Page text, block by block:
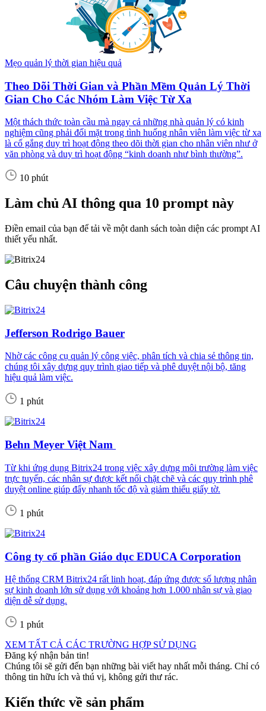
Mẹo quản lý thời gian hiệu quả
Theo Dõi Thời Gian và Phần Mềm Quản Lý Thời
Gian Cho Các Nhóm Làm Việc Từ Xa
Một thách thức toàn cầu mà ngay cả những nhà quản lý có kinh
nghiệm cũng phải đối mặt trong tình huống nhân viên làm việc từ xa
là cố gắng duy trì hoạt động theo dõi thời gian cho nhân viên như ở
văn phòng và duy trì hoạt động “kinh doanh như bình thường”.
10 phút
Làm chủ AI thông qua 10 prompt này
Điền email của bạn để tải về một danh sách toàn diện các prompt AI
thiết yếu nhất.
Câu chuyện thành công
Jefferson Rodrigo Bauer
Nhờ các công cụ quản lý công việc, phân tích và chia sẻ thông tin,
chúng tôi xây dựng quy trình giao tiếp và phê duyệt nội bộ, tăng
hiệu quả làm việc.
1 phút
Behn Meyer Việt Nam
Từ khi ứng dụng Bitrix24 trong việc xây dựng môi trường làm việc
trực tuyến, các nhân sự được kết nối chặt chẽ và các quy trình phê
duyệt online giúp đẩy nhanh tốc độ và giảm thiểu giấy tờ.
1 phút
Công ty cổ phần Giáo dục EDUCA Corporation
Hệ thống CRM Bitrix24 rất linh hoạt, đáp ứng được số lượng nhân
sự kinh doanh lớn sử dụng với khoảng hơn 1.000 nhân sự và giao
diện dễ sử dụng.
1 phút
XEM TẤT CẢ CÁC TRƯỜNG HỢP SỬ DỤNG
Đăng ký nhận bản tin!
Chúng tôi sẽ gửi đến bạn những bài viết hay nhất mỗi tháng. Chỉ có
thông tin hữu ích và thú vị, không gửi thư rác.
Kiến thức về sản phẩm